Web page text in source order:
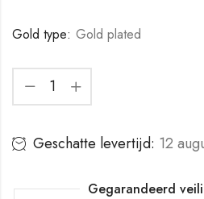
Gold type: Gold plated
Geschatte levertijd: 12
Gegarandeerd